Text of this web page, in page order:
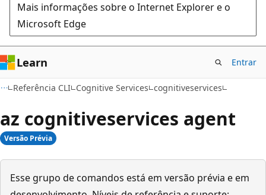
Mais informações sobre o Internet Explorer e o
Microsoft Edge
Learn Entrar
Referência CLI Cognitive Services cognitiveservices
az cognitiveservices agent
Versão Prévia
Esse grupo de comandos está em versão prévia e em